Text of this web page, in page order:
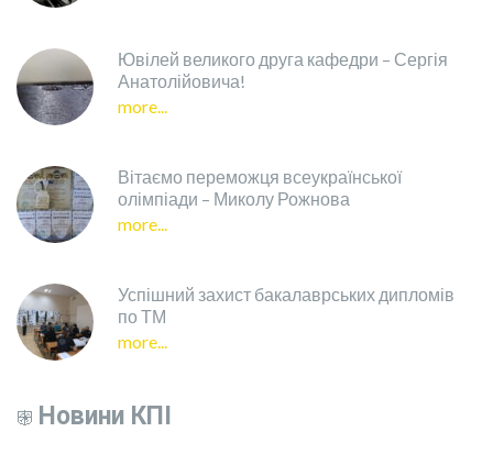
Ювілей великого друга кафедри – Сергія
Анатолійовича!
more...
Вітаємо переможця всеукраїнської
олімпіади – Миколу Рожнова
more...
Успішний захист бакалаврських дипломів
по ТМ
more...
Новини КПІ